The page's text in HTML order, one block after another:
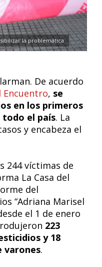
la problemática
De acuerdo
Encuentro, se
en los primeros
todo el país. La
y encabeza el
244 víctimas de
La Casa del
del
“Adriana Marisel
el 1 de enero
223
y 18
varones.